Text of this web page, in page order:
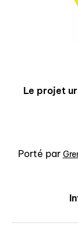
Le projet
Porté par